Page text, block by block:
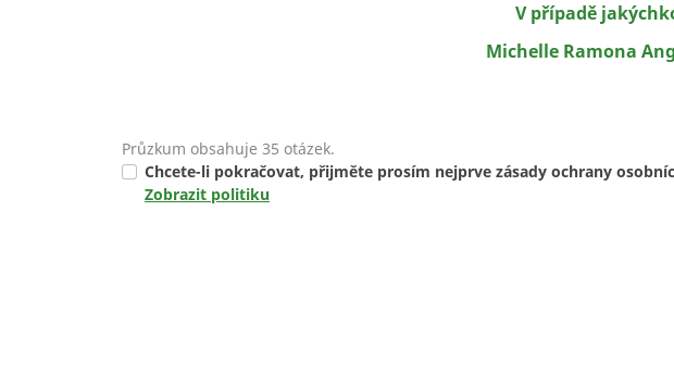
V případě
Michelle Ramona
Průzkum obsahuje 35 otázek.
Chcete-li pokračovat, přijměte prosím nejprve zásady ochrany
Zobrazit politiku